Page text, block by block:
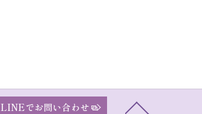
LINEでお問い合わせ